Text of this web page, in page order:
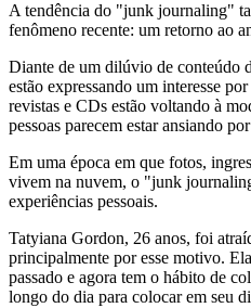
A tendência do "junk journaling"
fenômeno recente: um retorno ao
Diante de um dilúvio de conteúdo
estão expressando um interesse
revistas e CDs estão voltando à
pessoas parecem estar ansiando
Em uma época em que fotos,
vivem na nuvem, o "junk
experiências pessoais.
Tatyiana Gordon, 26 anos, foi
principalmente por esse motivo.
passado e agora tem o hábito de
longo do dia para colocar em seu